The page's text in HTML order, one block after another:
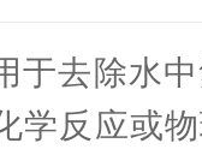
于去除水
学反应或物